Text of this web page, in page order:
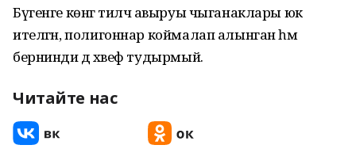
Бүгенге көнгә тилчә авыруы чыганаклары юк
ителгән, полигоннар коймалап алынган һәм
бернинди дә хәвеф тудырмый.
Читайте нас